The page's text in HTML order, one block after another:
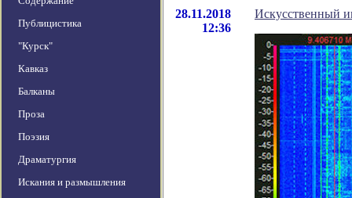
Публицистика
"Курск"
Кавказ
Балканы
Проза
Поэзия
Драматургия
Искания и размышления
28.11.2018
12:36
Искусственный